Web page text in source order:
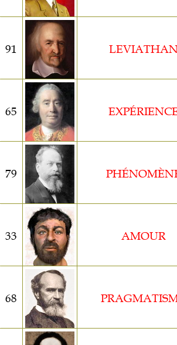
91
65
79
33 AMOUR
68